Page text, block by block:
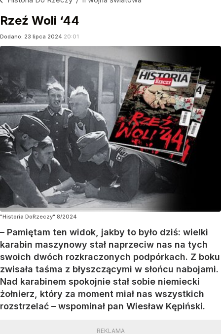
Rzeź Woli ‘44
Dodano: 23 lipca 2024 20:01
"Historia DoRzeczy" 8/2024
– Pamiętam ten widok, jakby to było dziś: wielki
karabin maszynowy stał naprzeciw nas na tych
swoich dwóch rozkraczonych podpórkach. Z boku
zwisała taśma z błyszczącymi w słońcu nabojami.
Nad karabinem spokojnie stał sobie niemiecki
żołnierz, który za moment miał nas wszystkich
rozstrzelać – wspominał pan Wiesław Kępiński.